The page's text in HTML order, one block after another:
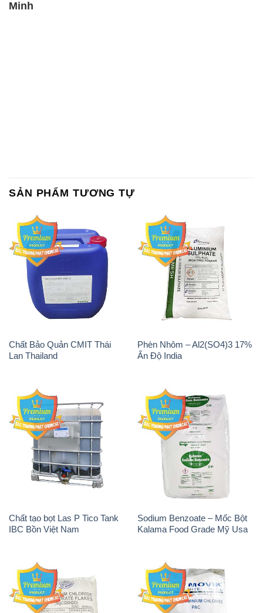
Chất Bảo Quản CMIT Thái
Lan Thailand
Phèn Nhôm – Al2(SO4)3 17%
Ấn Độ India
Chất tạo bọt Las P Tico Tank
IBC Bồn Việt Nam
Sodium Benzoate – Mốc Bột
Kalama Food Grade Mỹ Usa